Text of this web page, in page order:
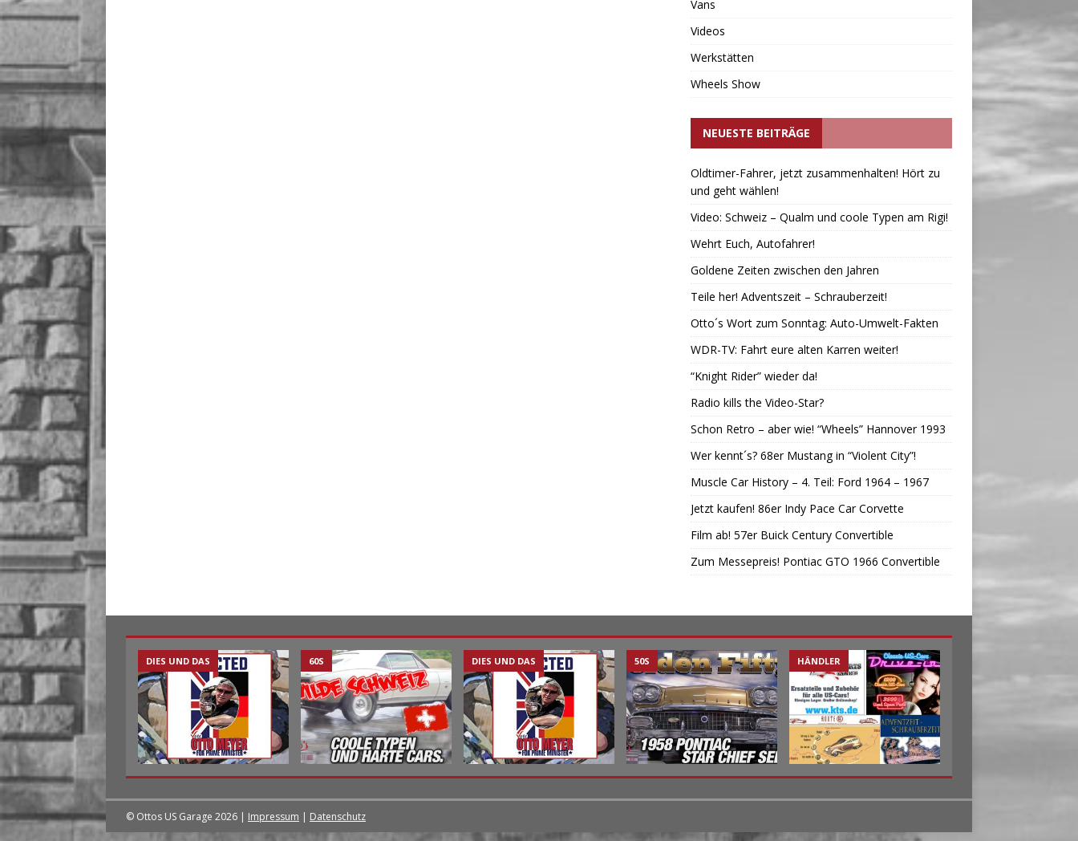
Vans
Videos
Werkstätten
Wheels Show
NEUESTE BEITRÄGE
Oldtimer-Fahrer, jetzt zusammenhalten! Hört zu
und geht wählen!
Video: Schweiz – Qualm und coole Typen am Rigi!
Wehrt Euch, Autofahrer!
Goldene Zeiten zwischen den Jahren
Teile her! Adventszeit – Schrauberzeit!
Otto´s Wort zum Sonntag: Auto-Umwelt-Fakten
WDR-TV: Fahrt eure alten Karren weiter!
“Knight Rider” wieder da!
Radio kills the Video-Star?
Schon Retro – aber wie! “Wheels” Hannover 1993
Wer kennt´s? 68er Mustang in “Violent City”!
Muscle Car History – 4. Teil: Ford 1964 – 1967
Jetzt kaufen! 86er Indy Pace Car Corvette
Film ab! 57er Buick Century Convertible
Zum Messepreis! Pontiac GTO 1966 Convertible
DIES UND DAS 60S DIES UND DAS 50S HÄNDLER
© Ottos US Garage 2026 | Impressum | Datenschutz